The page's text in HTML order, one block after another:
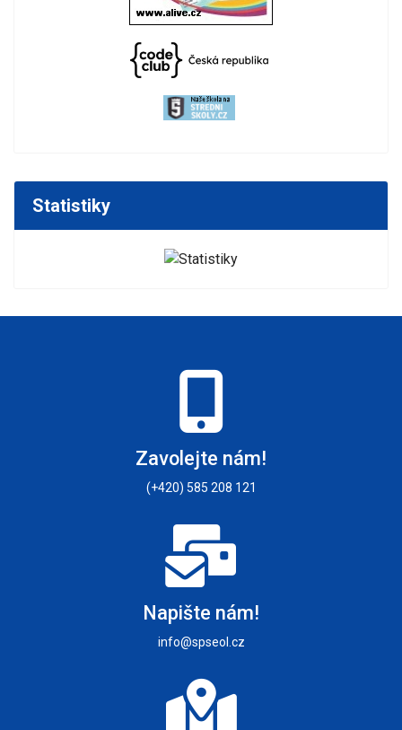
Statistiky
Zavolejte nám!
(+420) 585 208 121
Napište nám!
info@spseol.cz